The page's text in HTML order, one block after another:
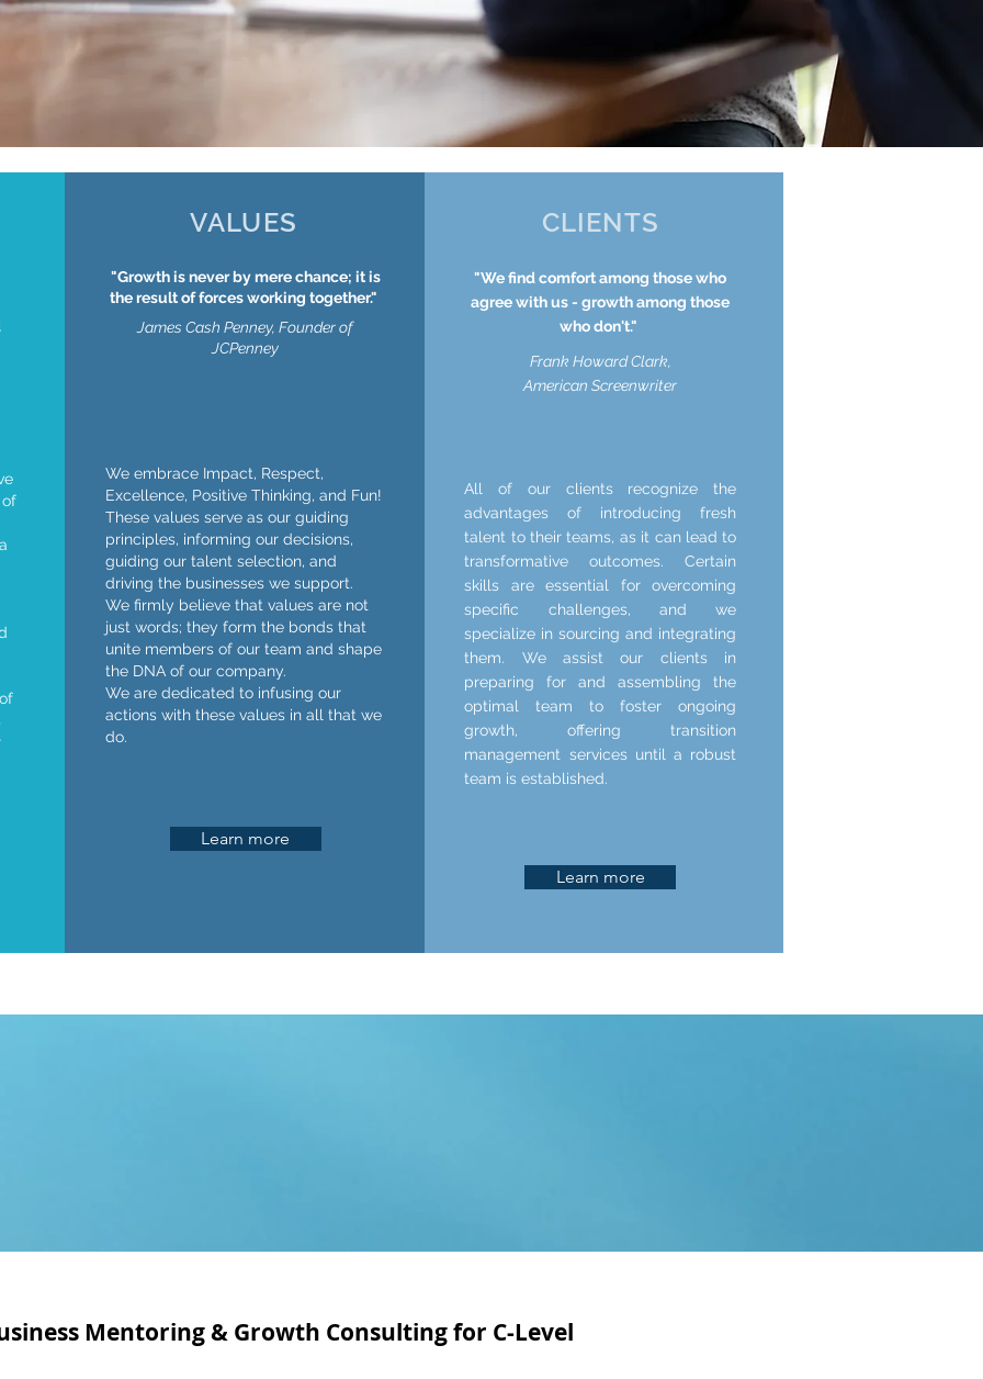
VALUES
"Growth is never by mere chance; it is
the result of forces working together."
James Cash Penney, Founder of
JCPenney
We embrace Impact, Respect,
Excellence, Positive Thinking, and Fun!
These values serve as our guiding
principles, informing our decisions,
guiding our talent selection, and
driving the businesses we support.
We firmly believe that values are not
just words; they form the bonds that
unite members of our team and shape
the DNA of our company.
We are dedicated to infusing our
actions with these values in all that we
do.
Learn more
CLIENTS
"We find comfort among those who
agree with us - growth among those
who don't."
Frank Howard Clark,
American Screenwriter
All of our clients recognize the
advantages of introducing fresh
talent to their teams, as it can lead to
transformative outcomes. Certain
skills are essential for overcoming
specific challenges, and we
specialize in sourcing and integrating
them. We assist our clients in
preparing for and assembling the
optimal team to foster ongoing
growth, offering transition
management services until a robust
team is established.
Learn more
Mentoring & Growth Consulting for C-Level